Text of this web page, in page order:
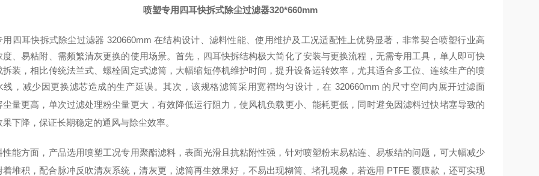
喷塑专用四耳快拆式除尘过滤器320*660mm
用四耳快拆式除尘过滤器 320660mm 在结构设计、滤料性能、使用维护及工况适配性上优势显著，非常契合喷塑行业高
度、易粘附、需频繁清灰更换的使用场景。首先，四耳快拆结构极大简化了安装与更换流程，无需专用工具，单人即可快
拆装，相比传统法兰式、螺栓固定式滤筒，大幅缩短停机维护时间，提升设备运转效率，尤其适合多工位、连续生产的喷
线，减少因更换滤芯造成的生产延误。其次，该规格滤筒采用宽褶均匀设计，在 320660mm 的尺寸空间内展开过滤面
尘量更高，单次过滤处理粉尘量更大，有效降低运行阻力，使风机负载更小、能耗更低，同时避免因滤料过快堵塞导致的
下降，保证长期稳定的通风与除尘效率。
性能方面，产品选用喷塑工况专用聚酯滤料，表面光滑且抗粘附性强，针对喷塑粉末易粘连、易板结的问题，可大幅减少
着堆积，配合脉冲反吹清灰系统，清灰更，滤筒再生效果好，不易出现糊筒、堵孔现象，若选用 PTFE 覆膜款，还可实现